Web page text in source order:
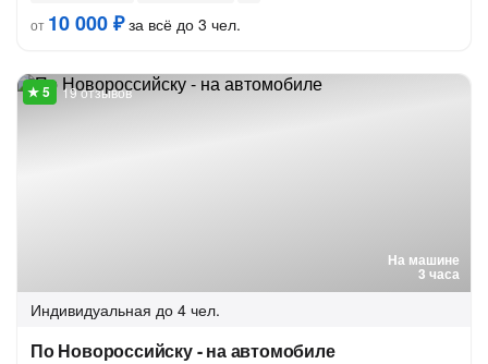
от 10 000 ₽за всё до 3 чел.
На машине
3 часа
19 отзывов
Индивидуальная до 4 чел.
По Новороссийску - на автомобиле